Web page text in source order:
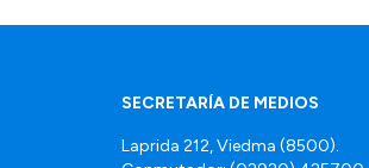
SECRETARÍA DE MEDIOS
Laprida 212, Viedma (8500).